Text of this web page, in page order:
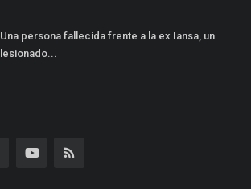
Una persona fallecida frente a la ex Iansa, un
lesionado...